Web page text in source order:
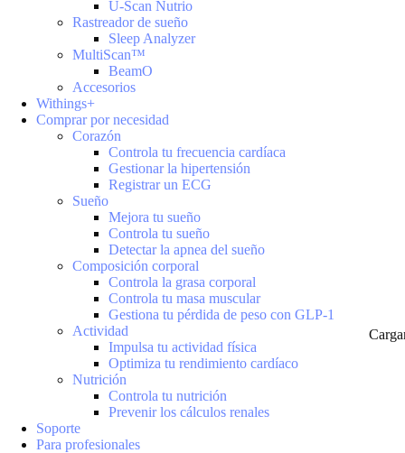
U-Scan Nutrio
Rastreador de sueño
Sleep Analyzer
MultiScan™
BeamO
Accesorios
Withings+
Comprar por necesidad
Corazón
Controla tu frecuencia cardíaca
Gestionar la hipertensión
Registrar un ECG
Sueño
Mejora tu sueño
Controla tu sueño
Detectar la apnea del sueño
Composición corporal
Controla la grasa corporal
Controla tu masa muscular
Gestiona tu pérdida de peso con GLP-1
Actividad
Impulsa tu actividad física
Optimiza tu rendimiento cardíaco
Nutrición
Controla tu nutrición
Prevenir los cálculos renales
Soporte
Para profesionales